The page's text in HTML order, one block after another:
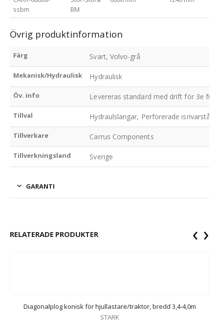
ssbm
BM
Övrig produktinformation
Färg Svart, Volvo-grå
Mekanisk/Hydraulisk Hydraulisk
Öv. info Levereras standard med drift för 3e
Tillval Hydraulslangar, Perforerade isrivarstål
Tillverkare Carrus Components
Tillverkningsland Sverige
GARANTI
RELATERADE PRODUKTER
Diagonalplog konisk för hjullastare/traktor, bredd 3,4-4,0m
STARK
‹ ›